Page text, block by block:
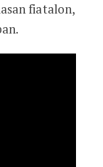
fiatalon,